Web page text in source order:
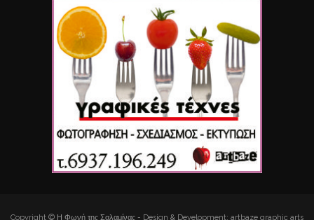
Copyright © Η Φωνή της Σαλαμίνας - Design & Development: artbaze graphic arts